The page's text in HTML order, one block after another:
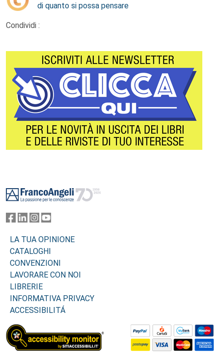
di quanto si possa pensare
Condividi :
LA TUA OPINIONE
CATALOGHI
CONVENZIONI
LAVORARE CON NOI
LIBRERIE
INFORMATIVA PRIVACY
ACCESSIBILITÁ